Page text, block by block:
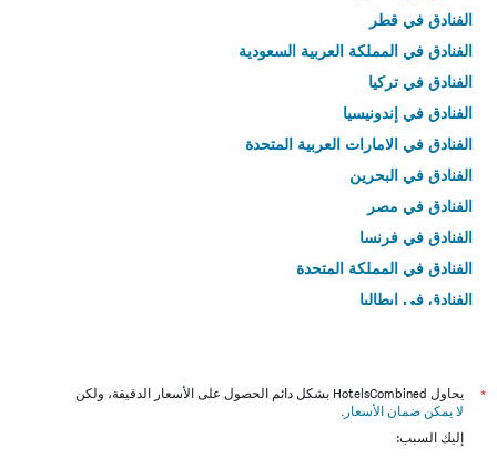
الفنادق في قطر
الفنادق في المملكة العربية السعودية
الفنادق في تركيا
الفنادق في إندونيسيا
الفنادق في الامارات العربية المتحدة
الفنادق في البحرين
الفنادق في مصر
الفنادق في فرنسا
الفنادق في المملكة المتحدة
الفنادق في إيطاليا
*
يحاول HotelsCombined بشكل دائم الحصول على الأسعار الدقيقة، ولكن
لا يمكن ضمان الأسعار .
إليك السبب: